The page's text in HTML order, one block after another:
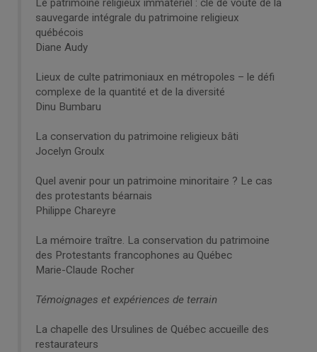
Le patrimoine religieux immatériel : clé de voûte de la
sauvegarde intégrale du patrimoine religieux
québécois
Diane Audy
Lieux de culte patrimoniaux en métropoles – le défi
complexe de la quantité et de la diversité
Dinu Bumbaru
La conservation du patrimoine religieux bâti
Jocelyn Groulx
Quel avenir pour un patrimoine minoritaire ? Le cas
des protestants béarnais
Philippe Chareyre
La mémoire traître. La conservation du patrimoine
des Protestants francophones au Québec
Marie-Claude Rocher
Témoignages et expériences de terrain
La chapelle des Ursulines de Québec accueille des
restaurateurs